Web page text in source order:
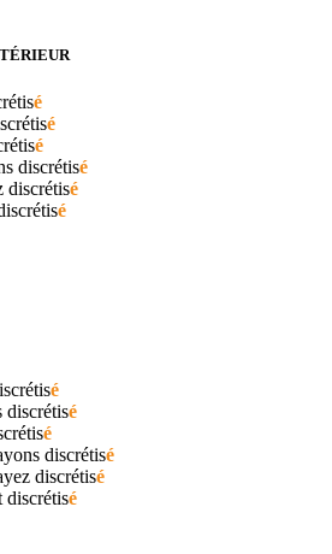
é
é
é
discrétisé
discrétisé
é
é
discrétisé
é
discrétisé
discrétisé
discrétisé